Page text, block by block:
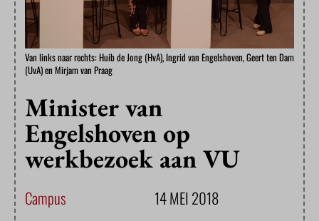
Van links naar rechts: Huib de Jong (HvA), Ingrid van Engelshoven, Geert ten Dam
(UvA) en Mirjam van Praag
Minister van
Engelshoven op
werkbezoek aan VU
Campus 14 MEI 2018